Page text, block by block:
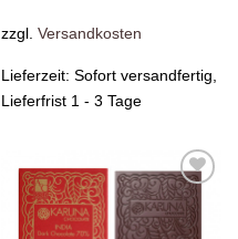
zzgl. Versandkosten
Lieferzeit: Sofort versandfertig,
Lieferfrist 1 - 3 Tage
Zur
Wunschliste
hinzufügen